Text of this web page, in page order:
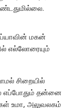
மகன்
எல்லோரையும்
சிறையில்
எப்போதும் தன்னை
உமா, அலுவலகம்